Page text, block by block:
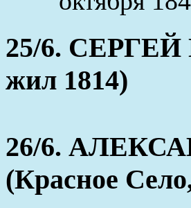
25/6.
жил 1814)
26/6.
(Красное